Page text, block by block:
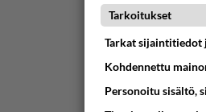
-airbag
-
-pieni
-
Tarkoitukset
Tarkat sijaintitiedot
Kohdennettu
Personoitu sisältö,